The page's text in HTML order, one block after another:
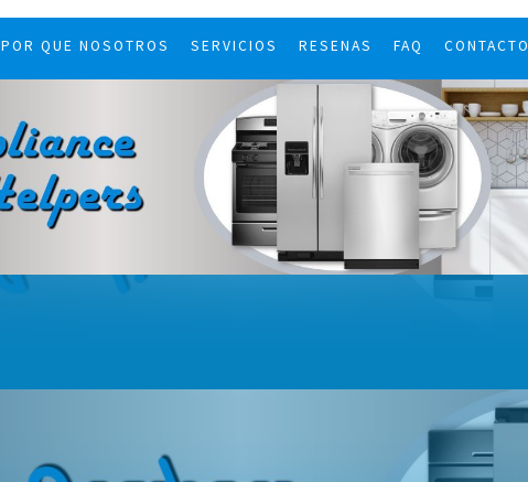
POR QUE NOSOTROS SERVICIOS RESENAS FAQ CONTACTO